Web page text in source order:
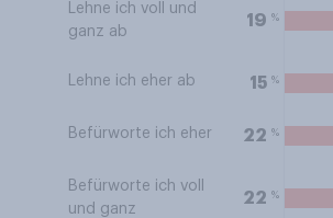
Lehne ich voll und
ganz ab
19 %
Lehne ich eher ab 15 %
Befürworte ich eher 22 %
Befürworte ich voll
und ganz
22 %